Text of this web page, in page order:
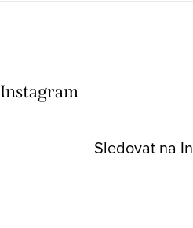
Instagram
Sledovat na